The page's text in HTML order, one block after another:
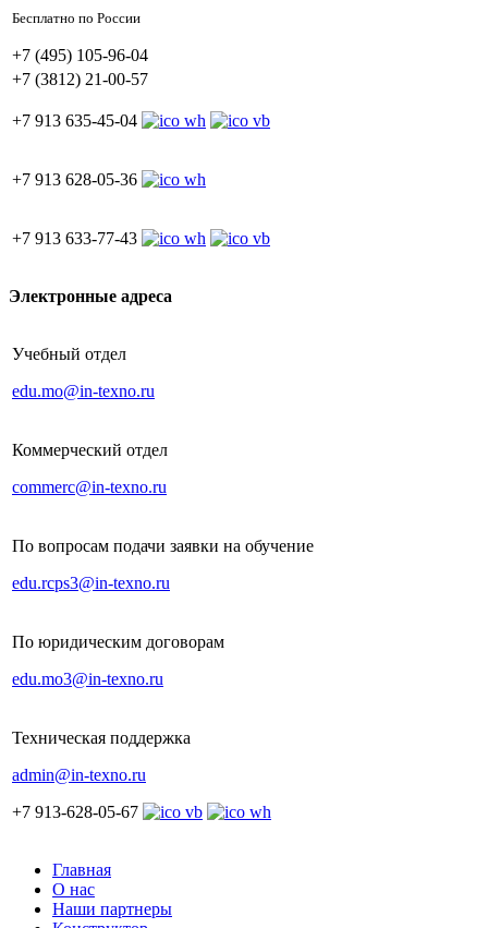
Бесплатно по России
+7 (495) 105-96-04
+7 (3812) 21-00-57
+7 913 635-45-04
+7 913 628-05-36
+7 913 633-77-43
Электронные адреса
Учебный отдел
edu.mo@in-texno.ru
Коммерческий отдел
commerc@in-texno.ru
По вопросам подачи заявки на обучение
edu.rcps3@in-texno.ru
По юридическим договорам
edu.mo3@in-texno.ru
Техническая поддержка
admin@in-texno.ru
+7 913-628-05-67
Главная
О нас
Наши партнеры